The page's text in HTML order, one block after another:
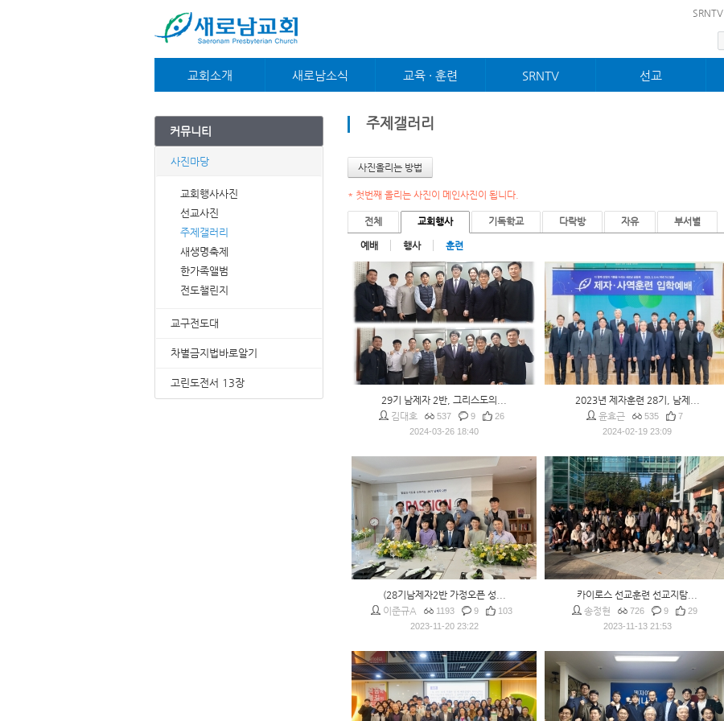
SRNTV
교회소개
새가족안내
예배시간안내
약도/주차안내
담임목사
섬기는분들
새로남소식
공지사항
주보
교육 · 훈련
순장훈련
성장프로그램
전도폭발훈련
SRNTV 선교
커뮤니티
사진마당
교회행사사진
선교사진
주제갤러리
새생명축제
한가족앨범
전도챌린지
교구전도대
차별금지법바로알기
고린도전서 13장
주제갤러리
사진올리는 방법
* 첫번째 올리는 사진이 메인사진이 됩니다.
전체 교회행사
예배 행사 훈련
기독학교 다락방 자유 부서별
29기 남제자 2반, 그리스도의...
김대호
537 9
26
2024-03-26 18:40
2023년 제자훈련 28기, 남제...
윤효근
535
7
2024-02-19 23:09
(28기남제자2반 가정오픈 성...
이준규A
1193 9
103
2023-11-20 23:22
카이로스 선교훈련 선교지탐...
송정현
726 9
29
2023-11-13 21:53